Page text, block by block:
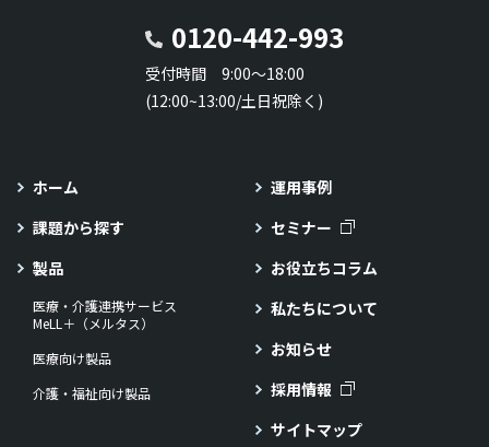
0120-442-993
受付時間 9:00～18:00
(12:00~13:00/土日祝除く)
ホーム
課題から探す
製品
医療・介護連携サービス
MeLL＋（メルタス）
医療向け製品
介護・福祉向け製品
運用事例
セミナー
お役立ちコラム
私たちについて
お知らせ
採用情報
サイトマップ